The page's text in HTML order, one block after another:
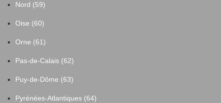
Nord (59)
Oise (60)
Orne (61)
Pas-de-Calais (62)
Puy-de-Dôme (63)
Pyrénées-Atlantiques (64)